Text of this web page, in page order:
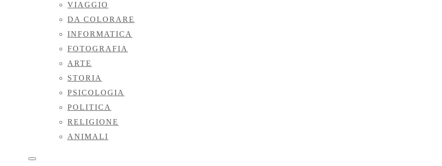
VIAGGIO
DA COLORARE
INFORMATICA
FOTOGRAFIA
ARTE
STORIA
PSICOLOGIA
POLITICA
RELIGIONE
ANIMALI